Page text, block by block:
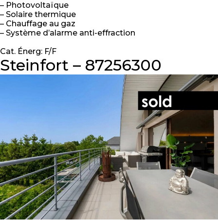
– Photovoltaïque
– Solaire thermique
– Chauffage au gaz
– Système d’alarme anti-effraction
Cat. Énerg: F/F
Steinfort – 87256300